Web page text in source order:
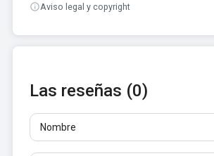
Aviso legal y copyright
Las reseñas (0)
Nombre
Correo
Reseñas
Al menos 10 caracteres. No se